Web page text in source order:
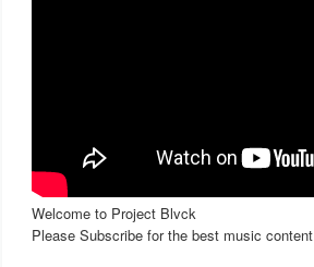
Welcome to Project Blvck
Please Subscribe for the best music content